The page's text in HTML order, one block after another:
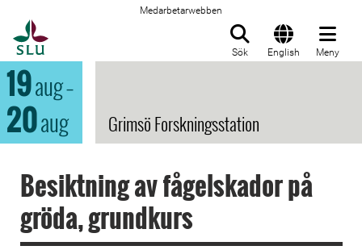
Medarbetarwebben
Sök English Meny
19aug–
20aug Grimsö Forskningsstation
Besiktning av fågelskador på
gröda, grundkurs